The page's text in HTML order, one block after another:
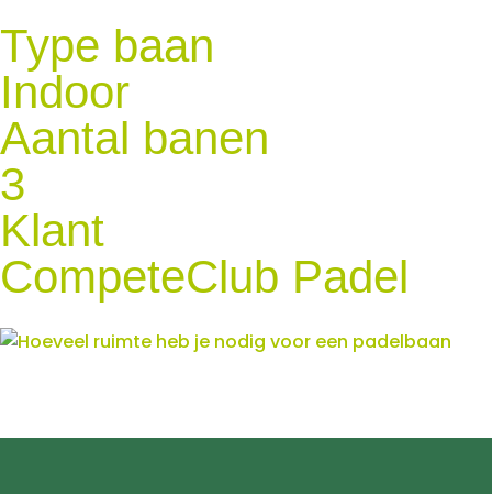
Type baan
Indoor
Aantal banen
3
Klant
CompeteClub Padel